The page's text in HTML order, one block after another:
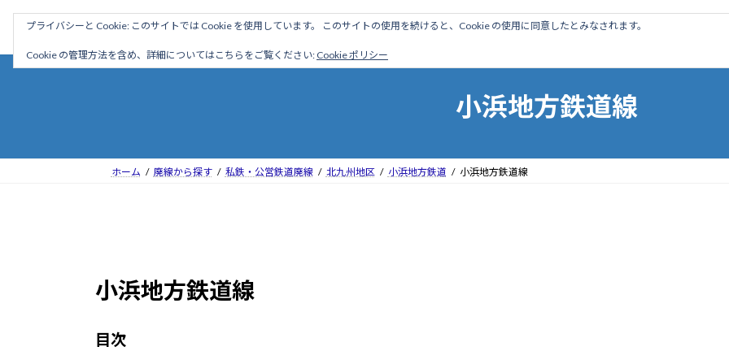
駅名読み方大全 ホーム はじめに 管理人ブログ 営業線から探す
小浜地方鉄道線
ホーム 廃線から探す 私鉄・公営鉄道廃線 北九州地区 小浜地方鉄道 小浜地方鉄道線
小浜地方鉄道線
目次
プライバシーと Cookie: このサイトでは Cookie を使用しています。 このサイトの使用を続けると、Cookie の使用に同意したとみなされます。
Cookie の管理方法を含め、詳細についてはこちらをご覧ください: Cookie ポリシー